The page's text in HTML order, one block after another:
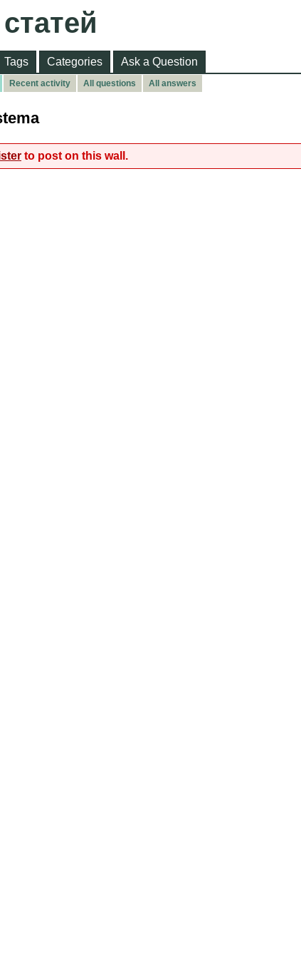
Tags Categories Ask a Question
Recent activity All questions All answers
to post on this wall.